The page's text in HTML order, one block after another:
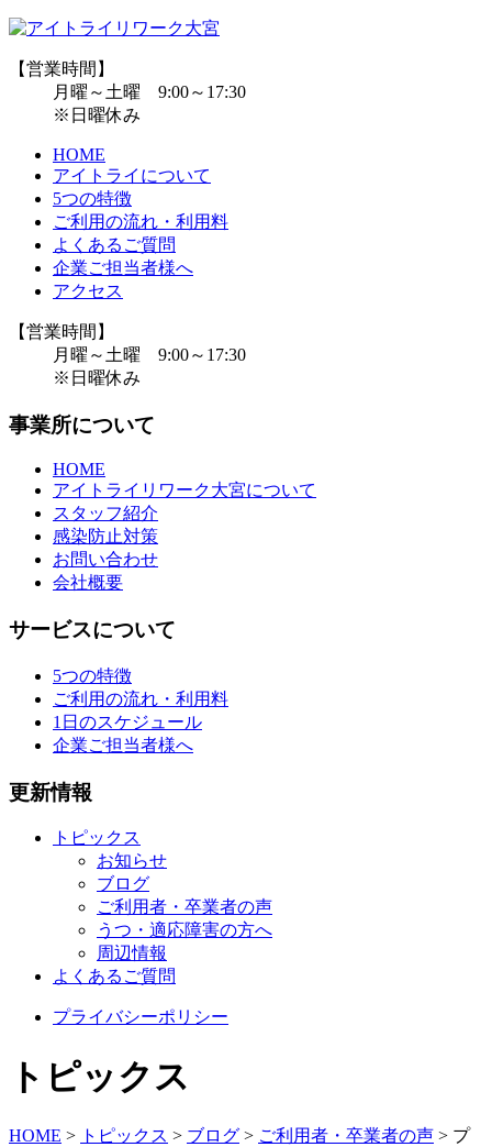
【営業時間】
月曜～土曜 9:00～17:30
※日曜休み
HOME
アイトライについて
5つの特徴
ご利用の流れ・利用料
よくあるご質問
企業ご担当者様へ
アクセス
【営業時間】
月曜～土曜 9:00～17:30
※日曜休み
事業所について
HOME
アイトライリワーク大宮について
スタッフ紹介
感染防止対策
お問い合わせ
会社概要
サービスについて
5つの特徴
ご利用の流れ・利用料
1日のスケジュール
企業ご担当者様へ
更新情報
トピックス
お知らせ
ブログ
ご利用者・卒業者の声
うつ・適応障害の方へ
周辺情報
よくあるご質問
プライバシーポリシー
トピックス
HOME > トピックス > ブログ > ご利用者・卒業者の声 > プ